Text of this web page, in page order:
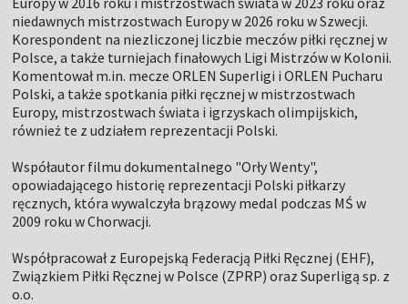
niedawnych mistrzostwach Europy w 2026 roku w Szwecji.
Korespondent na niezliczonej liczbie meczów piłki ręcznej w
Polsce, a także turniejach finałowych Ligi Mistrzów w Kolonii.
Komentował m.in. mecze ORLEN Superligi i ORLEN Pucharu
Polski, a także spotkania piłki ręcznej w mistrzostwach
Europy, mistrzostwach świata i igrzyskach olimpijskich,
również te z udziałem reprezentacji Polski.
Współautor filmu dokumentalnego "Orły Wenty",
opowiadającego historię reprezentacji Polski piłkarzy
ręcznych, która wywalczyła brązowy medal podczas MŚ w
2009 roku w Chorwacji.
Współpracował z Europejską Federacją Piłki Ręcznej (EHF),
Związkiem Piłki Ręcznej w Polsce (ZPRP) oraz Superligą sp. z
o.o.